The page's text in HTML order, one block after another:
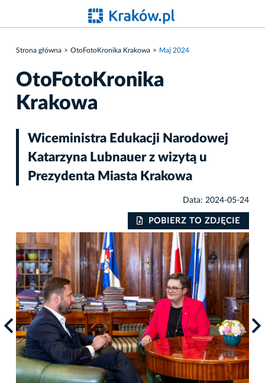
Strona główna OtoFotoKronika Krakowa Maj 2024
OtoFotoKronika
Krakowa
Wiceministra Edukacji Narodowej
Katarzyna Lubnauer z wizytą u
Prezydenta Miasta Krakowa
Data: 2024-05-24
POBIERZ TO ZDJĘCIE